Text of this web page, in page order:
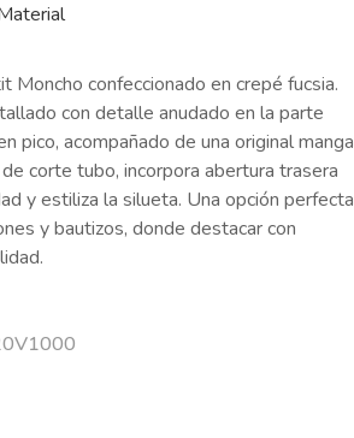
Moncho confeccionado en crepé fucsia.
con detalle anudado en la parte
pico, acompañado de una original manga
corte tubo, incorpora abertura trasera
y estiliza la silueta. Una opción perfecta
y bautizos, donde destacar con